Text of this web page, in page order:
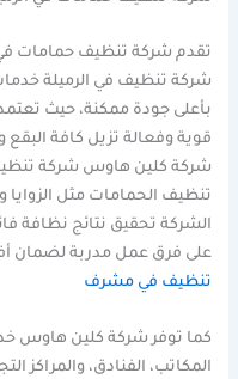
تقدم شركة تنظيف حمامات
شركة تنظيف في الرميلة
بأعلى جودة ممكنة، حيث
قوية وفعالة تزيل كافة
شركة كلين هاوس شركة
تنظيف الحمامات مثل الزوايا
الشركة تحقيق نتائج نظافة
على فرق عمل مدربة لضمان
تنظيف في مشرف
كما توفر شركة كلين هاوس
المكاتب، الفنادق، والمراكز